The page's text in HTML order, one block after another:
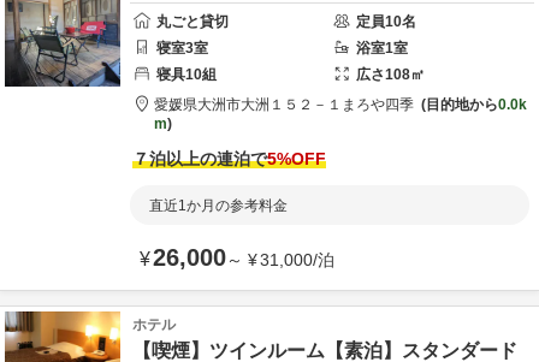
丸ごと貸切 定員10名
寝室3室 浴室1室
寝具10組 広さ108㎡
愛媛県大洲市大洲１５２－１ まろや四季 目的地から0.0k
m
７泊以上の連泊で5%OFF
直近1か月の参考料金
¥26,000～ ¥31,000/泊
ホテル
【喫煙】ツインルーム【素泊】スタンダード